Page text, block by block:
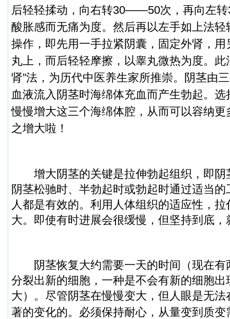
后轻轻揉动，向右转30——50次，再向左
酸胀感而无痛为度。然后再以左手如上法
操作，即先用一手拉紧阴囊，固定外肾，
丸上，而后轻轻摩擦，以睾丸微热为度。此
肾”法，为历代中医养生家所推崇。
阴茎由
血液流入阴茎时海绵体充血而产生勃起。
慢慢增大这三个海绵体腔，从而可以容纳
之增大啦！
增大阴茎的关键是拉伸勃起组织，即阴
阴茎松驰时、半勃起时或勃起时通过适当
人都是有效的。利用人体组织的适应性，
大。即使有时进展会很缓慢，但坚持到底，
阴茎恢复大约需要一天的时间（现在有
分裂出新的细胞，一种是不会有新的细胞出
大）。尽管阴茎在慢慢变大，但人眼是无
著的变化的。必须保持耐心，从量变到质